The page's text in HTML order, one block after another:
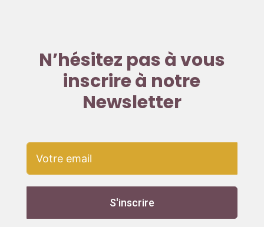
N’hésitez pas à vous
inscrire à notre
Newsletter
S'inscrire